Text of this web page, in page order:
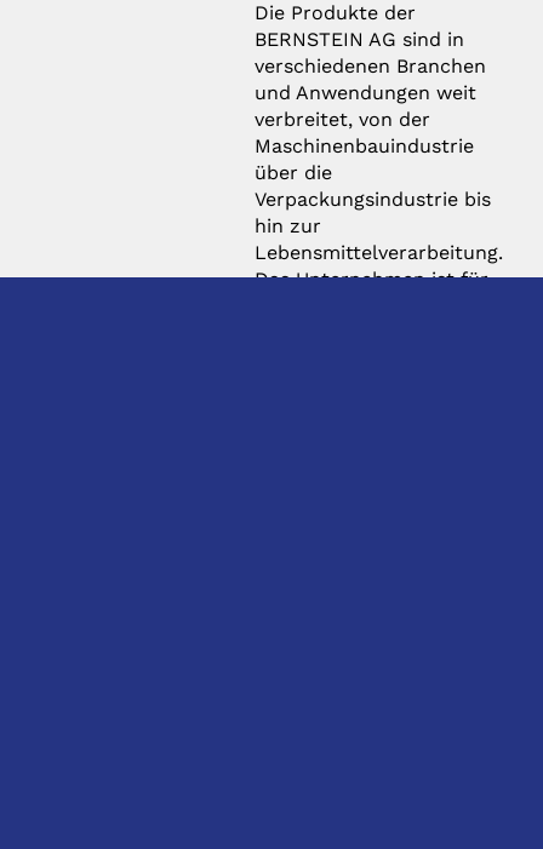
Die Produkte der
BERNSTEIN AG sind in
verschiedenen Branchen
und Anwendungen weit
verbreitet, von der
Maschinenbauindustrie
über die
Verpackungsindustrie bis
hin zur
Lebensmittelverarbeitung.
Das Unternehmen ist für